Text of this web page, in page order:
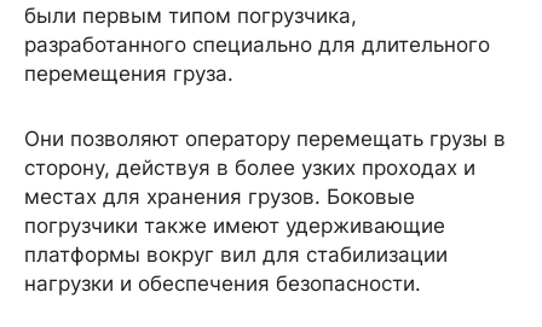
были первым типом погрузчика,
разработанного специально для длительного
перемещения груза.
Они позволяют оператору перемещать грузы в
сторону, действуя в более узких проходах и
местах для хранения грузов. Боковые
погрузчики также имеют удерживающие
платформы вокруг вил для стабилизации
нагрузки и обеспечения безопасности.